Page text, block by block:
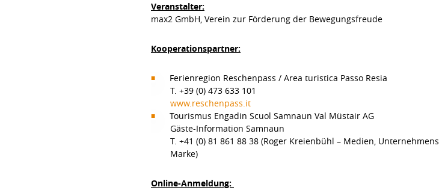
Veranstalter:
max2 GmbH, Verein zur Förderung der Bewegungsfreude
Kooperationspartner:
Ferienregion Reschenpass / Area turistica Passo Resia
T. +39 (0) 473 633 101
www.reschenpass.it
Tourismus Engadin Scuol Samnaun Val Müstair AG
Gäste-Information Samnaun
T. +41 (0) 81 861 88 38 (Roger Kreienbühl – Medien,
Marke)
Online-Anmeldung: